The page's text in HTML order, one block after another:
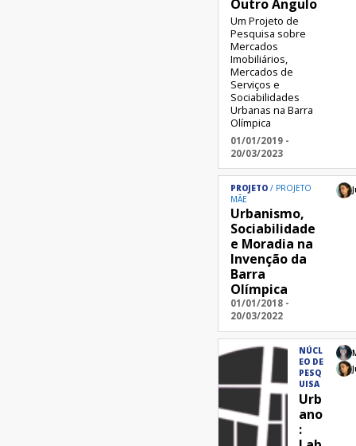
Outro Ângulo
Um Projeto de
Pesquisa sobre
Mercados
Imobiliários,
Mercados de
Serviços e
Sociabilidades
Urbanas na Barra
Olímpica
01/01/2019 -
20/03/2023
PROJETO
PROJETO
MÃE
Urbanismo,
Sociabilidade
e Moradia na
Invenção da
Barra
Olímpica
01/01/2018 -
20/03/2022
NÚCL
EO DE
PESQ
UISA
Urb
ano
: